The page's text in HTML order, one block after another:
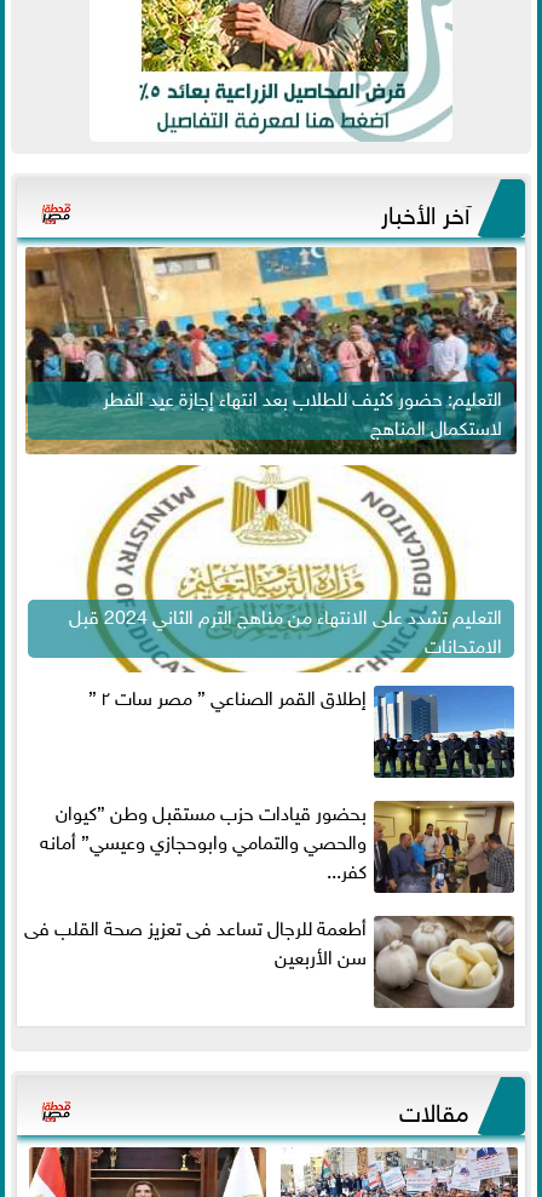
آخر الأخبار
التعليم: حضور كثيف للطلاب بعد انتهاء إجازة عيد الفطر
لاستكمال المناهج
التعليم تشدد على الانتهاء من مناهج الترم الثاني 2024 قبل
الامتحانات
إطلاق القمر الصناعي ” مصر سات ٢ ”
بحضور قيادات حزب مستقبل وطن ”كيوان
والحصي والتمامي وابوحجازي وعيسي” أمانه
كفر...
أطعمة للرجال تساعد فى تعزيز صحة القلب فى
سن الأربعين
مقالات